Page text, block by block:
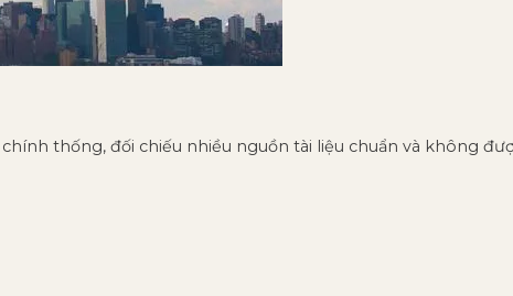
thống, đối chiếu nhiều nguồn tài liệu chuẩn và không